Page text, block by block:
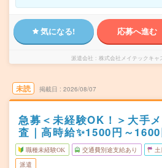
気になる! 応募へ進む
派遣会社 株式会社メイテックキ
未読 掲載日 2026/08/07
急募＜未経験OK！＞大手
査｜高時給✨1500円～1600
職種未経験OK 交通費別途支給あり
派遣